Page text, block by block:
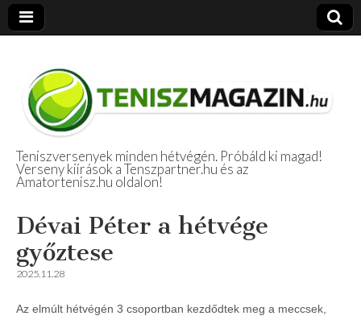
Amatőr Tenisz
Beszámolók
Teniszversenyek minden hétvégén. Próbáld ki magad!
Verseny kiírások a Tenszpartner.hu és az
Amatortenisz.hu oldalon!
Dévai Péter a hétvége
győztese
2025.11.28
Az elmúlt hétvégén 3 csoportban kezdődtek meg a meccsek,